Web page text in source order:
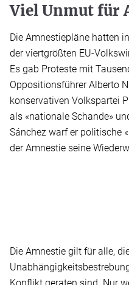
Viel Unmut für
Die Amnestiepläne hatten
der viertgrößten EU-
Es gab Proteste mit
Oppositionsführer Alberto
konservativen Volkspartei
als «nationale Schande»
Sánchez warf er politische
der Amnestie seine
Die Amnestie gilt für alle,